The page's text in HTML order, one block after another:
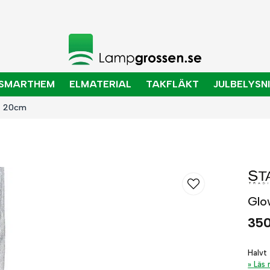
ELMATERIAL TAKFLÄKT
20cm
Halvt
Läs